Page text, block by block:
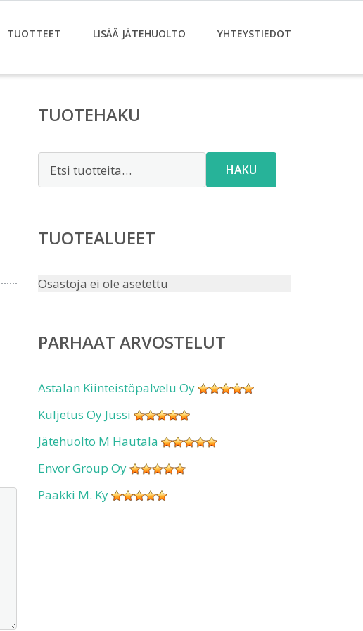
TUOTTEET LISÄÄ JÄTEHUOLTO YHTEYSTIEDOT
TUOTEHAKU
HAKU
TUOTEALUEET
Osastoja ei ole asetettu
PARHAAT ARVOSTELUT
Astalan Kiinteistöpalvelu Oy
Kuljetus Oy Jussi
Jätehuolto M Hautala
Envor Group Oy
Paakki M. Ky